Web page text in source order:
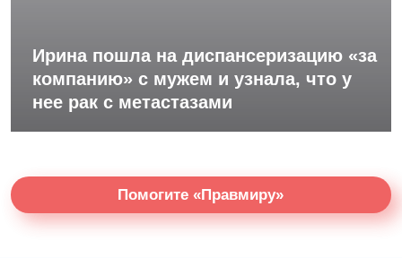
Ирина пошла на диспансеризацию «за
компанию» с мужем и узнала, что у
нее рак с метастазами
Помогите «Правмиру»